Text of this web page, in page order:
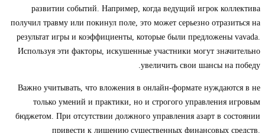
развитии событий. Например, когда ведущий игрок коллектива
получил травму или покинул поле, это может серьезно отразиться на
результат игры и коэффициенты, которые были предложены vavada.
Используя эти факторы, искушенные участники могут значительно
увеличить свои шансы на победу.
Важно учитывать, что вложения в онлайн-формате нуждаются в не
только умений и практики, но и строгого управления игровым
бюджетом. При отсутствии должного управления азарт в состоянии
привести к лишению существенных финансовых средств.